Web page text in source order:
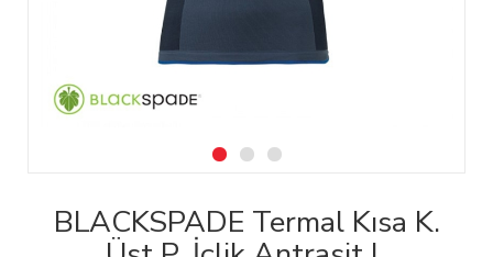
BLACKSPADE Termal Kısa K.